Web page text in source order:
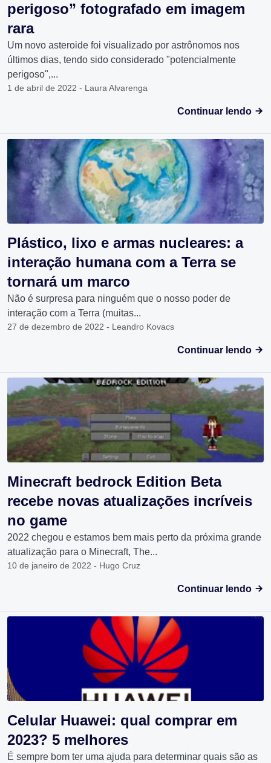
perigoso” fotografado em imagem
rara
Um novo asteroide foi visualizado por astrônomos nos
últimos dias, tendo sido considerado "potencialmente
perigoso",...
1 de abril de 2022 - Laura Alvarenga
Continuar lendo
Plástico, lixo e armas nucleares: a
interação humana com a Terra se
tornará um marco
Não é surpresa para ninguém que o nosso poder de
interação com a Terra (muitas...
27 de dezembro de 2022 - Leandro Kovacs
Continuar lendo
Minecraft bedrock Edition Beta
recebe novas atualizações incríveis
no game
2022 chegou e estamos bem mais perto da próxima grande
atualização para o Minecraft, The...
10 de janeiro de 2022 - Hugo Cruz
Continuar lendo
Celular Huawei: qual comprar em
2023? 5 melhores
É sempre bom ter uma ajuda para determinar quais são as